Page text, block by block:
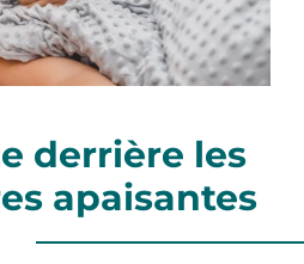
derrière les
apaisantes
··